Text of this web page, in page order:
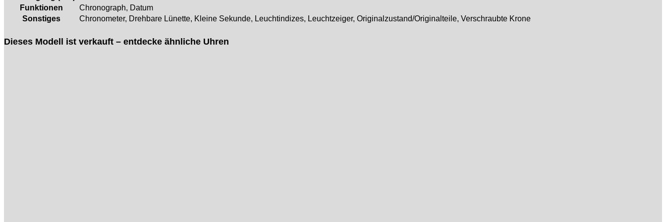
Funktionen
Chronograph, Datum
Sonstiges
Chronometer, Drehbare Lünette, Kleine Sekunde, Leuchtindizes, Leuchtzeiger, Originalzustand/Originalteile, Verschraubte Krone
Dieses Modell ist verkauft – entdecke ähnliche Uhren